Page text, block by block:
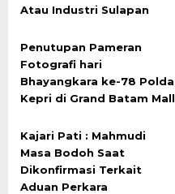
Atau Industri Sulapan
Penutupan Pameran
Fotografi hari
Bhayangkara ke-78 Polda
Kepri di Grand Batam Mall
Kajari Pati : Mahmudi
Masa Bodoh Saat
Dikonfirmasi Terkait
Aduan Perkara